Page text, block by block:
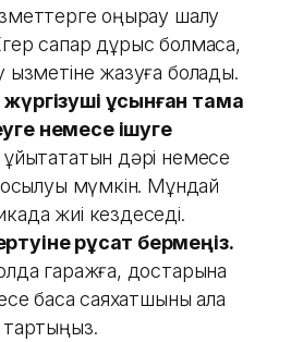
қоңырау шалу
сапар дұрыс болмаса,
жазуға болады.
ұсынған тамақ
немесе ішуге
ұйықтататын дәрі немесе
мүмкін. Мұндай
жиі кездеседі.
рұқсат бермеңіз.
гаражға, достарына
басқа саяхатшыны ала
тартыңыз.